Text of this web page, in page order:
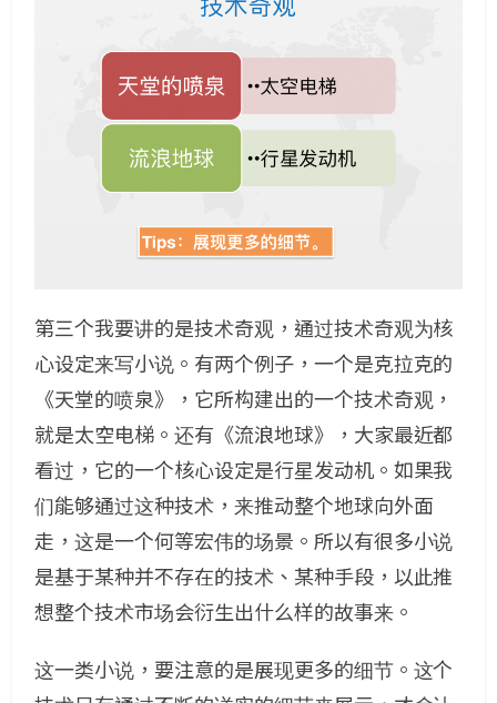
第三个我要讲的是技术奇观，通过技术奇观为核
心设定来写小说。有两个例子，一个是克拉克的
《天堂的喷泉》，它所构建出的一个技术奇观，
就是太空电梯。还有《流浪地球》，大家最近都
看过，它的一个核心设定是行星发动机。如果我
们能够通过这种技术，来推动整个地球向外面
走，这是一个何等宏伟的场景。所以有很多小说
是基于某种并不存在的技术、某种手段，以此推
想整个技术市场会衍生出什么样的故事来。
这一类小说，要注意的是展现更多的细节。这个